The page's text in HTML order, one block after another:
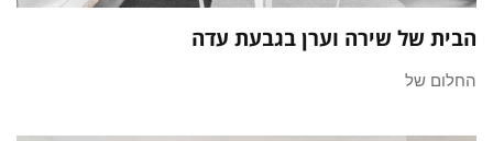
הבית של שירה וערן בגבעת עדה
החלום של